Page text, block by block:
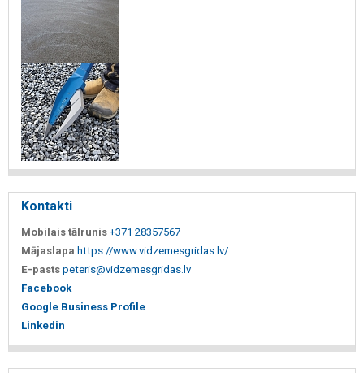
Kontakti
Mobilais tālrunis +371 28357567
Mājaslapa https://www.vidzemesgridas.lv/
E-pasts peteris@vidzemesgridas.lv
Facebook
Google Business Profile
Linkedin